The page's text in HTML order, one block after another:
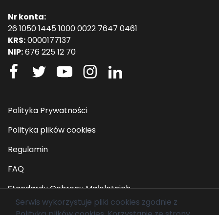
Nr konta:
26 1050 1445 1000 0022 7647 0461
KRS:0000177137
NIP:676 225 12 70
Polityka Prywatności
Polityka plików cookies
Regulamin
FAQ
Standardy Ochrony Małoletnich
Serwis wykorzystuje pliki cookies zgodnie z